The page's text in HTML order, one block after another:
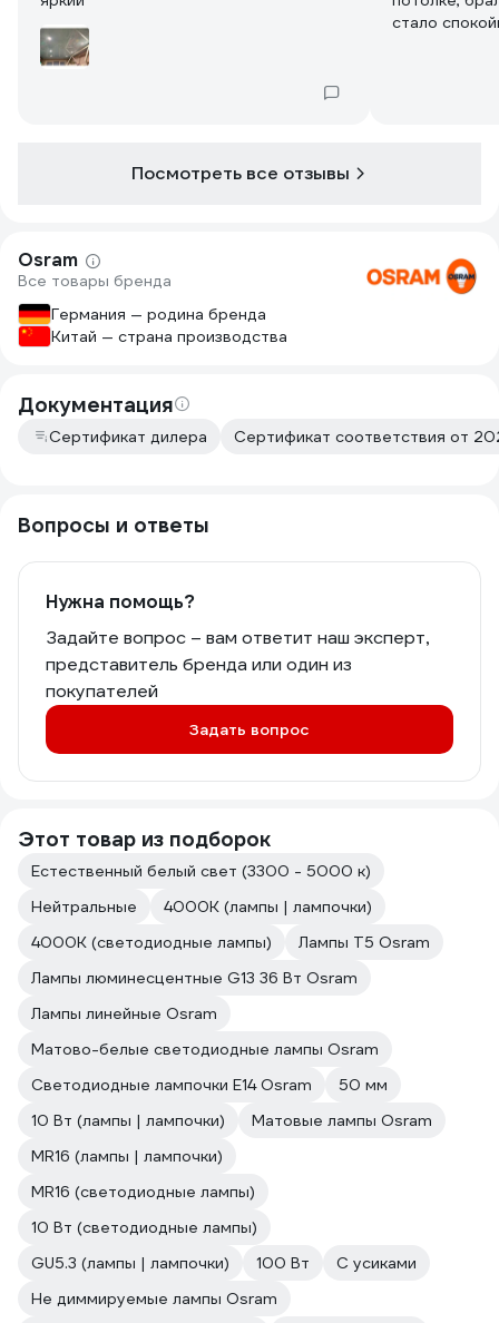
стало
Посмотреть все отзывы
Osram
Все товары бренда
Германия — родина бренда
Китай — страна производства
Документация
Сертификат дилера Сертификат соответствия от
Вопросы и ответы
Нужна помощь?
Задайте вопрос – вам ответит наш эксперт,
представитель бренда или один из
покупателей
Задать вопрос
Этот товар из подборок
Естественный белый свет (3300 - 5000 к)
Нейтральные
4000К (лампы | лампочки)
4000К (светодиодные лампы)
Лампы T5 Osram
Лампы люминесцентные G13 36 Вт Osram
Лампы линейные Osram
Матово-белые светодиодные лампы Osram
Светодиодные лампочки E14 Osram
50 мм
10 Вт (лампы | лампочки)
Матовые лампы Osram
MR16 (лампы | лампочки)
MR16 (светодиодные лампы)
10 Вт (светодиодные лампы)
GU5.3 (лампы | лампочки)
100 Вт
С усиками
Не диммируемые лампы Osram